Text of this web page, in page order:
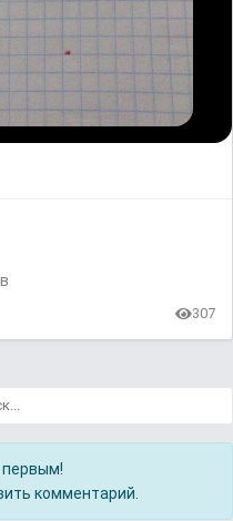
307
первым!
комментарий.